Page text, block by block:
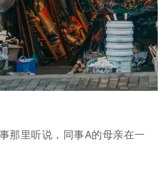
那里听说，同事A的母亲在一